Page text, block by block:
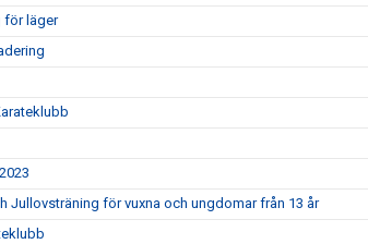
för läger
Jullovsträning för vuxna och ungdomar från 13 år